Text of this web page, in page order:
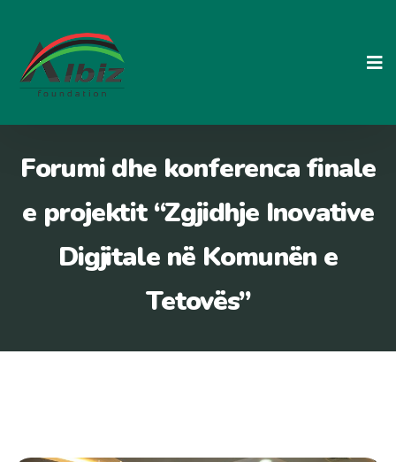
content
Forumi dhe konferenca finale
e projektit “Zgjidhje Inovative
Digjitale në Komunën e
Tetovës”